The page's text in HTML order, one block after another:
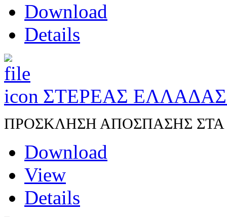
Download
Details
ΣΤΕΡΕΑΣ
ΠΡΟΣΚΛΗΣΗ ΑΠΟΣΠΑΣΗΣ ΣΤΑ
Download
View
Details